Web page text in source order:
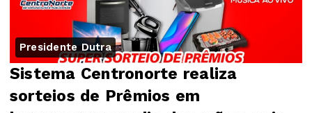
Presidente Dutra
Sistema Centronorte realiza
sorteios de Prêmios em